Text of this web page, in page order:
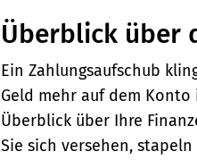
Überblick über
Ein Zahlungsaufschub
Geld mehr auf dem Konto
Überblick über Ihre
Sie sich versehen,